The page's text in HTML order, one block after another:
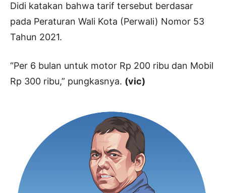
Didi katakan bahwa tarif tersebut berdasar
pada Peraturan Wali Kota (Perwali) Nomor 53
Tahun 2021.
“Per 6 bulan untuk motor Rp 200 ribu dan Mobil
Rp 300 ribu,” pungkasnya. (vic)